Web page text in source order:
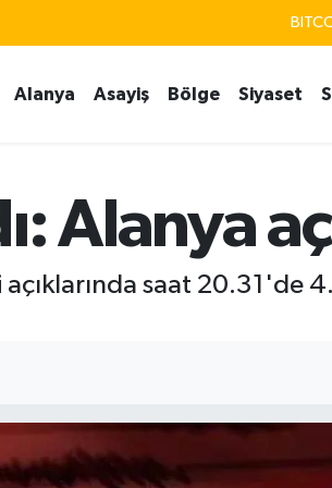
Alanya Asayiş Bölge Siyaset
Alanya
saat